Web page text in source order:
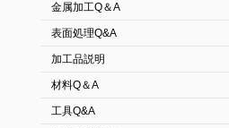
金属加工Q＆A
表面処理Q&A
加工品説明
材料Q＆A
工具Q&A